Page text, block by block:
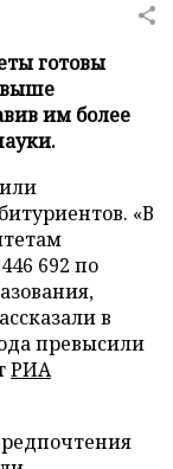
готовы
им более
«В
692 по
в
превысили
РИА